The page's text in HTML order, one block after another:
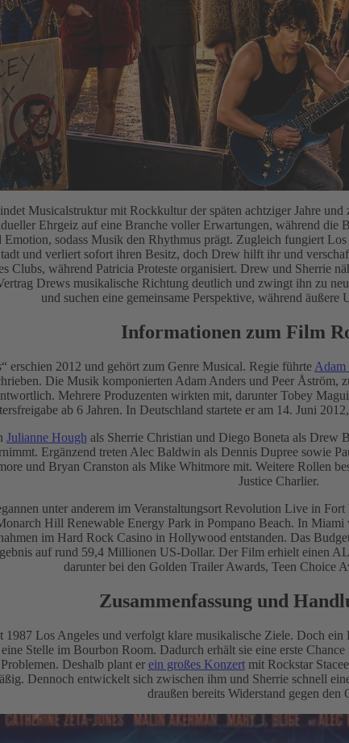
Musicalstruktur mit Rockkultur der späten achtziger Jahre
Ehrgeiz auf eine Branche voller Erwartungen, während die
Emotion, sodass Musik den Rhythmus prägt. Zugleich fungiert
und verliert sofort ihren Besitz, doch Drew hilft ihr und
Clubs, während Patricia Proteste organisiert. Drew und Sherrie
Drews musikalische Richtung deutlich und zwingt ihn zu
und suchen eine gemeinsame Perspektive, während äußere
Informationen zum Film
“ erschien 2012 und gehört zum Genre Musical. Regie führte Adam
Die Musik komponierten Adam Anders und Peer
Mehrere Produzenten wirkten mit, darunter Tobey
ab 6 Jahren. In Deutschland startete er am 14. Juni
Julianne Hough als Sherrie Christian und Diego Boneta als Drew
Ergänzend treten Alec Baldwin als Dennis Dupree sowie
und Bryan Cranston als Mike Whitmore mit. Weitere Rollen
Justice Charlier.
unter anderem im Veranstaltungsort Revolution Live in
Hill Renewable Energy Park in Pompano Beach. In Miami
im Hard Rock Casino in Hollywood entstanden. Das
auf rund 59,4 Millionen US-Dollar. Der Film erhielt einen
darunter bei den Golden Trailer Awards, Teen Choice
Zusammenfassung und
1987 Los Angeles und verfolgt klare musikalische Ziele. Doch
Stelle im Bourbon Room. Dadurch erhält sie eine erste
Deshalb plant er ein großes Konzertmit Rockstar
Dennoch entwickelt sich zwischen ihm und Sherrie schnell
draußen bereits Widerstand gegen den